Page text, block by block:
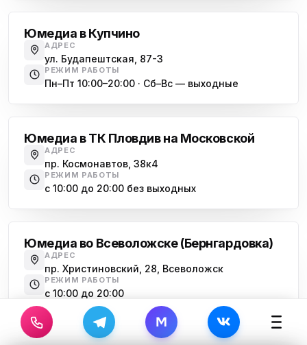
Юмедиа в Купчино
АДРЕС
ул. Будапештская, 87-3
РЕЖИМ РАБОТЫ
Пн–Пт 10:00–20:00 · Сб–Вс — выходные
Юмедиа в ТК Пловдив на Московской
АДРЕС
пр. Космонавтов, 38к4
РЕЖИМ РАБОТЫ
с 10:00 до 20:00 без выходных
Юмедиа во Всеволожске (Бернгардовка)
АДРЕС
пр. Христиновский, 28, Всеволожск
РЕЖИМ РАБОТЫ
с 10:00 до 20:00
M